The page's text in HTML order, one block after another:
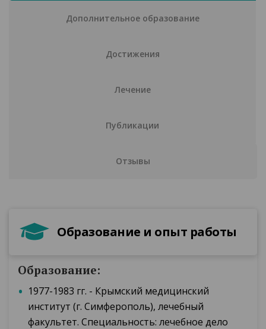
Дополнительное образование
Достижения
Лечение
Публикации
Отзывы
Образование и опыт работы
Образование:
1977-1983 гг. - Крымский медицинский
институт (г. Симферополь), лечебный
факультет. Специальность: лечебное дело